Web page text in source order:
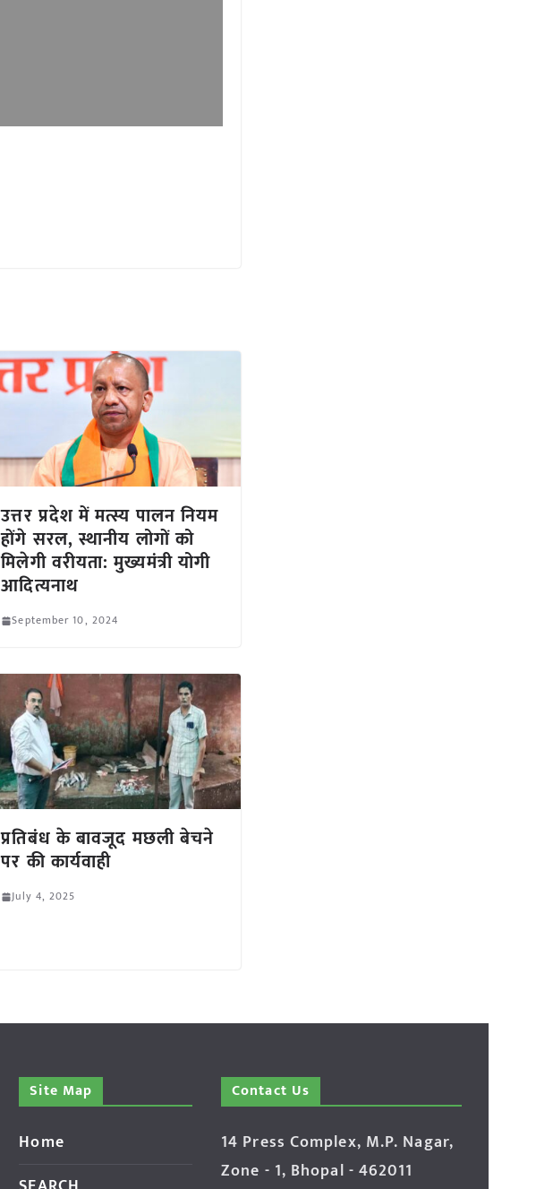
उत्तर प्रदेश में मत्स्य पालन नियम
होंगे सरल, स्थानीय लोगों को
मिलेगी वरीयता: मुख्यमंत्री योगी
आदित्यनाथ
September 10, 2024
प्रतिबंध के बावजूद मछली बेचने
पर की कार्यवाही
July 4, 2025
Site Map
Home
Contact Us
14 Press Complex, M.P. Nagar,
Zone - 1, Bhopal - 462011